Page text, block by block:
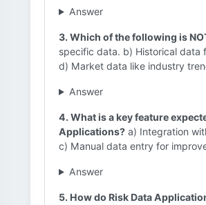
Answer
3. Which of the following is
specific data. b) Historical data
d) Market data like industry
Answer
4. What is a key feature
Applications? a) Integration
c) Manual data entry for
Answer
5. How do Risk Data